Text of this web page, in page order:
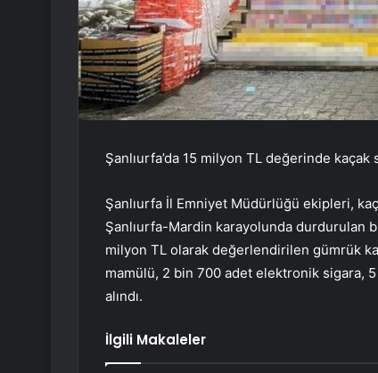
Şanlıurfa’da 15 milyon TL değerinde
Şanlıurfa İl Emniyet Müdürlüğü ekipleri,
Şanlıurfa-Mardin karayolunda durdurulan
milyon TL olarak değerlendirilen gümrük
mamülü, 2 bin 700 adet elektronik sigara,
alındı.
İlgili Makaleler